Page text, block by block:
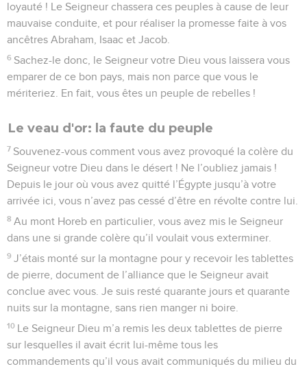
loyauté ! Le Seigneur chassera ces peuples à cause de leur
mauvaise conduite, et pour réaliser la promesse faite à vos
ancêtres Abraham, Isaac et Jacob.
6 Sachez-le donc, le Seigneur votre Dieu vous laissera vous
emparer de ce bon pays, mais non parce que vous le
mériteriez. En fait, vous êtes un peuple de rebelles !
Le veau d'or: la faute du peuple
7 Souvenez-vous comment vous avez provoqué la colère du
Seigneur votre Dieu dans le désert ! Ne l’oubliez jamais !
Depuis le jour où vous avez quitté l’Égypte jusqu’à votre
arrivée ici, vous n’avez pas cessé d’être en révolte contre lui.
8 Au mont Horeb en particulier, vous avez mis le Seigneur
dans une si grande colère qu’il voulait vous exterminer.
9 J’étais monté sur la montagne pour y recevoir les tablettes
de pierre, document de l’alliance que le Seigneur avait
conclue avec vous. Je suis resté quarante jours et quarante
nuits sur la montagne, sans rien manger ni boire.
10 Le Seigneur Dieu m’a remis les deux tablettes de pierre
sur lesquelles il avait écrit lui-même tous les
commandements qu’il vous avait communiqués du milieu du